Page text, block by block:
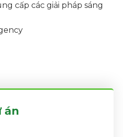
cấp các giải pháp sáng
án